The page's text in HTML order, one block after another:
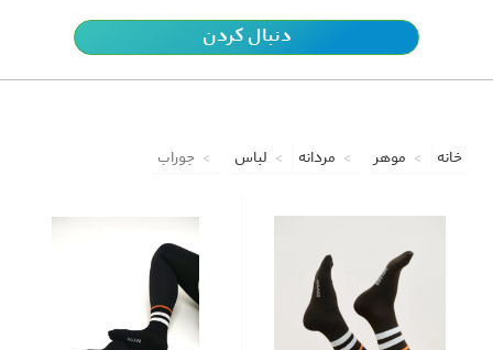
دنبال کردن
خانه موهر مردانه لباس جوراب